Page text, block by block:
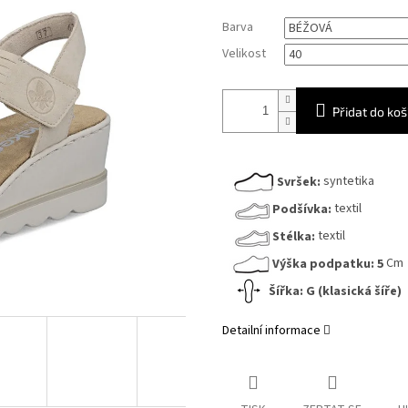
cena:
Barva
Velikost
Přidat do
Svršek: syntetika
Podšívka: textil
Stélka: textil
Výška podpatku: 5Cm
Šířka: G (klasická šíře)
Detailní informace